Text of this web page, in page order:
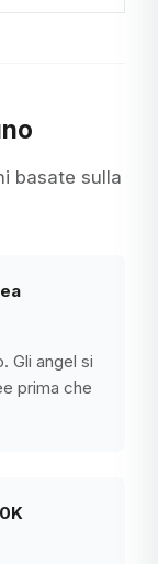
basate sulla
Gli angel si
prima che